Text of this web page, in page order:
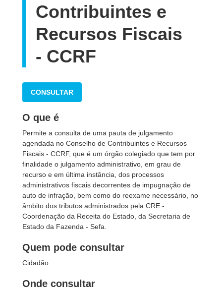
Contribuintes e
Recursos Fiscais
- CCRF
CONSULTAR
O que é
Permite a consulta de uma pauta de julgamento
agendada no Conselho de Contribuintes e Recursos
Fiscais - CCRF, que é um órgão colegiado que tem por
finalidade o julgamento administrativo, em grau de
recurso e em última instância, dos processos
administrativos fiscais decorrentes de impugnação de
auto de infração, bem como do reexame necessário, no
âmbito dos tributos administrados pela CRE -
Coordenação da Receita do Estado, da Secretaria de
Estado da Fazenda - Sefa.
Quem pode consultar
Cidadão.
Onde consultar